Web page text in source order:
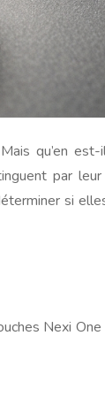
qu’en
par
si
Nexi One